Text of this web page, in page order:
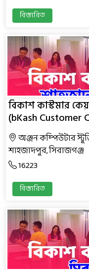
বিস্তারিত
বিকাশ কাস্টমার
(bKash Customer
অঞ্জন কম্পিউটার
শাহজাদপুর, সিরাজগঞ্জ
16223
বিস্তারিত